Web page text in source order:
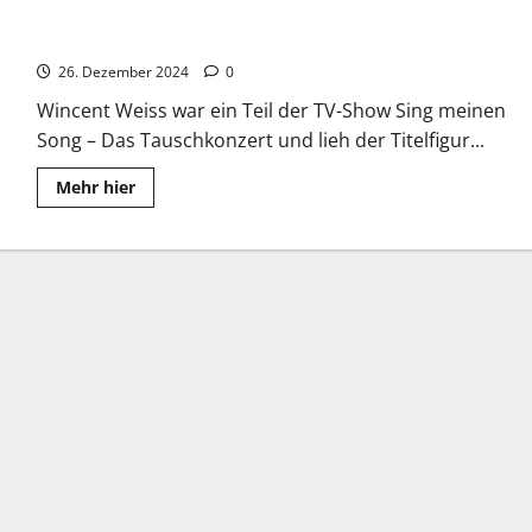
26. Dezember 2024 0
Wincent Weiss war ein Teil der TV-Show Sing meinen
Song – Das Tauschkonzert und lieh der Titelfigur...
Mehr hierRead
more
Weiss: